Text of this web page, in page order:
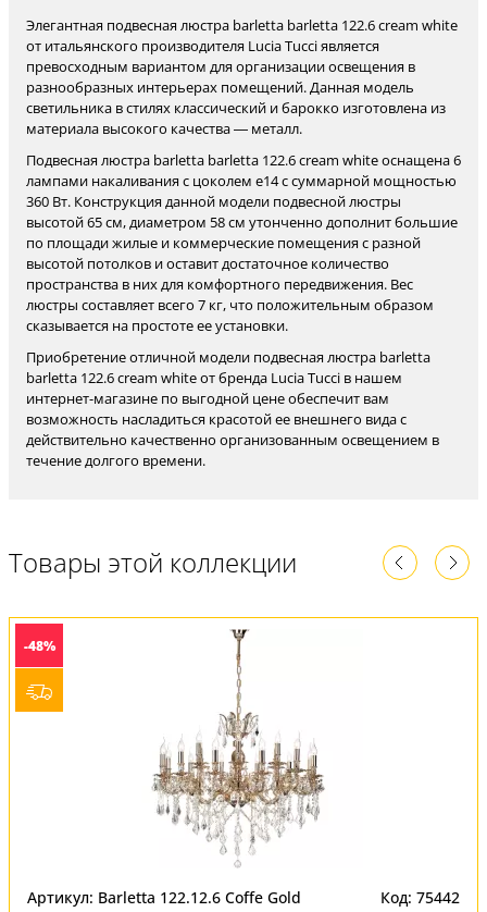
Элегантная подвесная люстра barletta barletta 122.6 cream white
от итальянского производителя Lucia Tucci является
превосходным вариантом для организации освещения в
разнообразных интерьерах помещений. Данная модель
светильника в стилях классический и барокко изготовлена из
материала высокого качества — металл.
Подвесная люстра barletta barletta 122.6 cream white оснащена 6
лампами накаливания с цоколем e14 с суммарной мощностью
360 Вт. Конструкция данной модели подвесной люстры
высотой 65 см, диаметром 58 см утонченно дополнит большие
по площади жилые и коммерческие помещения с разной
высотой потолков и оставит достаточное количество
пространства в них для комфортного передвижения. Вес
люстры составляет всего 7 кг, что положительным образом
сказывается на простоте ее установки.
Приобретение отличной модели подвесная люстра barletta
barletta 122.6 cream white от бренда Lucia Tucci в нашем
интернет-магазине по выгодной цене обеспечит вам
возможность насладиться красотой ее внешнего вида с
действительно качественно организованным освещением в
течение долгого времени.
Товары этой коллекции
-48%
Артикул: Barletta 122.12.6 Coffe Gold Код: 75442